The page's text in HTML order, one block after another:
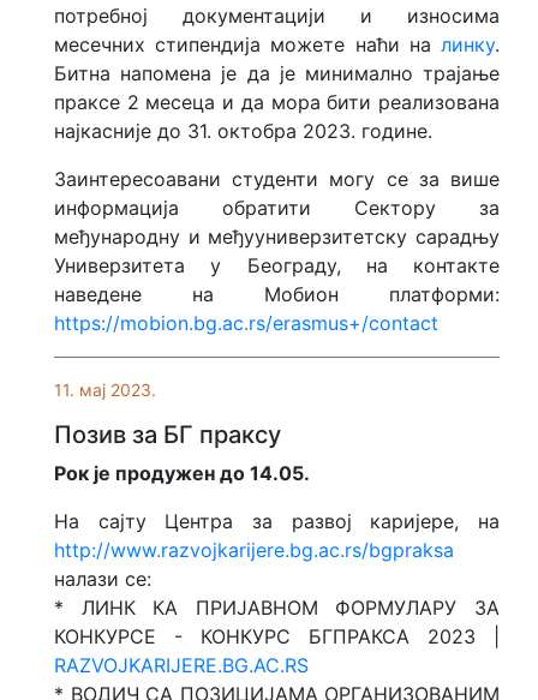
потребној документацији и износима
месечних стипендија можете наћи на линку.
Битна напомена је да је минимално трајање
праксе 2 месеца и да мора бити реализована
најкасније до 31. октобра 2023. године.
Заинтересоавани студенти могу се за више
информација обратити Сектору за
међународну и међууниверзитетску сарадњу
Универзитета у Београду, на контакте
наведене на Мобион платформи:
https://mobion.bg.ac.rs/erasmus+/contact
11. мај 2023.
Позив за БГ праксу
Рок је продужен до 14.05.
На сајту Центра за развој каријере, на
http://www.razvojkarijere.bg.ac.rs/bgpraksa
налази се:
* ЛИНК КА ПРИЈАВНОМ ФОРМУЛАРУ ЗА
КОНКУРСЕ - КОНКУРС БГПРАКСА 2023 |
RAZVOJKARIJERE.BG.AC.RS
* ВОДИЧ СА ПОЗИЦИЈАМА ОРГАНИЗОВАНИМ